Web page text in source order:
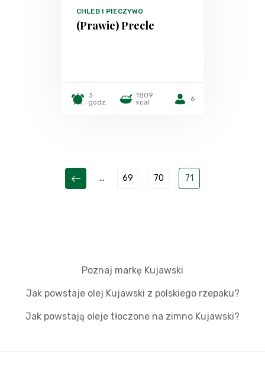
CHLEB I PIECZYWO
(Prawie) Precle
3
godz.
1809
kcal
6
... 69 70 71
Poznaj markę Kujawski
Jak powstaje olej Kujawski z polskiego rzepaku?
Jak powstają oleje tłoczone na zimno Kujawski?